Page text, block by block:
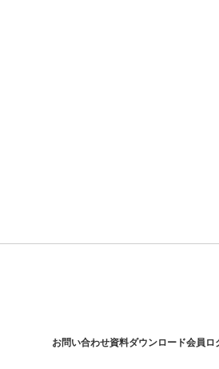
お問い合わせ資料ダウンロード会員ロ